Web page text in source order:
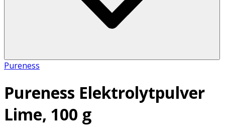
Pureness
Pureness Elektrolytpulver
Lime, 100 g